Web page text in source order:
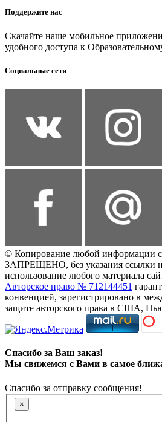
Поддержите нас
Скачайте наше мобильное
удобного доступа к
Социальные сети
© Копирование любой информации
ЗАПРЕЩЕНО, без указания ссылки
использование любого материала
Авторское право № 712144451
конвенцией, зарегистрировано в
защите авторского права в США,
Спасибо за Ваш заказ!
Мы свяжемся с Вами в самое
Спасибо за отправку сообщения!
×